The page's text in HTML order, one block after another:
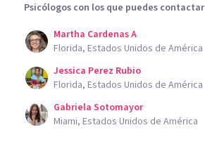
Psicólogos con los que puedes contactar
Martha Cardenas A
Florida, Estados Unidos de América
Jessica Perez Rubio
Florida, Estados Unidos de América
Gabriela Sotomayor
Miami, Estados Unidos de América